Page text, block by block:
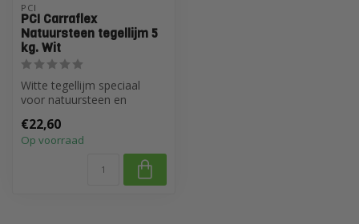
PCI
PCI Carraflex
Natuursteen tegellijm 5
kg. Wit
Witte tegellijm speciaal
voor natuursteen en
€22,60
Op voorraad